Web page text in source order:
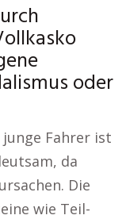
oder
Fahrer ist
da
Die
wie Teil-